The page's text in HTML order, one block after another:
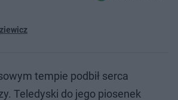
tempie podbił serca
Teledyski do jego piosenek